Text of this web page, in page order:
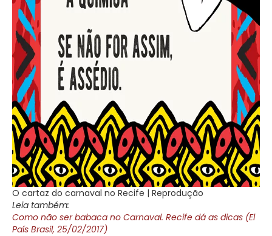
O cartaz do carnaval no Recife | Reprodução
Leia também:
Como não ser babaca no Carnaval. Recife dá as dicas (El
País Brasil, 25/02/2017)